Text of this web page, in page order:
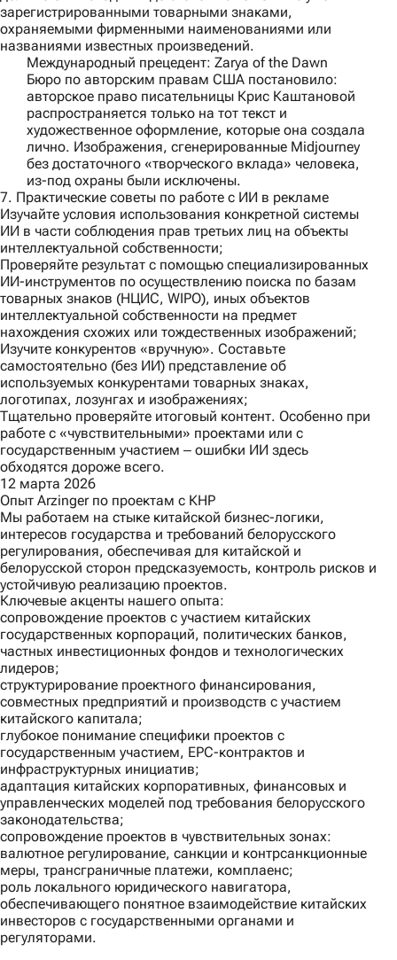
зарегистрированными товарными знаками,
охраняемыми фирменными наименованиями или
названиями известных произведений.
Международный прецедент: Zarya of the Dawn
Бюро по авторским правам США постановило:
авторское право писательницы Крис Каштановой
распространяется только на тот текст и
художественное оформление, которые она создала
лично. Изображения, сгенерированные Midjourney
без достаточного «творческого вклада» человека,
из-под охраны были исключены.
7. Практические советы по работе с ИИ в рекламе
Изучайте условия использования конкретной системы
ИИ в части соблюдения прав третьих лиц на объекты
интеллектуальной собственности;
Проверяйте результат с помощью специализированных
ИИ-инструментов по осуществлению поиска по базам
товарных знаков (НЦИС, WIPO), иных объектов
интеллектуальной собственности на предмет
нахождения схожих или тождественных изображений;
Изучите конкурентов «вручную». Составьте
самостоятельно (без ИИ) представление об
используемых конкурентами товарных знаках,
логотипах, лозунгах и изображениях;
Тщательно проверяйте итоговый контент. Особенно при
работе с «чувствительными» проектами или с
государственным участием ‒ ошибки ИИ здесь
обходятся дороже всего.
12 марта 2026
Опыт Arzinger по проектам с КНР
Мы работаем на стыке китайской бизнес-логики,
интересов государства и требований белорусского
регулирования, обеспечивая для китайской и
белорусской сторон предсказуемость, контроль рисков и
устойчивую реализацию проектов.
Ключевые акценты нашего опыта:
сопровождение проектов с участием китайских
государственных корпораций, политических банков,
частных инвестиционных фондов и технологических
лидеров;
структурирование проектного финансирования,
совместных предприятий и производств с участием
китайского капитала;
глубокое понимание специфики проектов с
государственным участием, EPC-контрактов и
инфраструктурных инициатив;
адаптация китайских корпоративных, финансовых и
управленческих моделей под требования белорусского
законодательства;
сопровождение проектов в чувствительных зонах:
валютное регулирование, санкции и контрсанкционные
меры, трансграничные платежи, комплаенс;
роль локального юридического навигатора,
обеспечивающего понятное взаимодействие китайских
инвесторов с государственными органами и
регуляторами.